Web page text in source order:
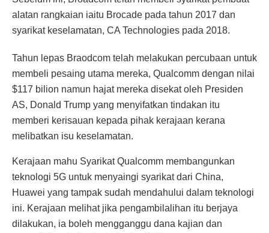
alatan rangkaian iaitu Brocade pada tahun 2017 dan
syarikat keselamatan, CA Technologies pada 2018.
Tahun lepas Braodcom telah melakukan percubaan untuk
membeli pesaing utama mereka, Qualcomm dengan nilai
$117 bilion namun hajat mereka disekat oleh Presiden
AS, Donald Trump yang menyifatkan tindakan itu
memberi kerisauan kepada pihak kerajaan kerana
melibatkan isu keselamatan.
Kerajaan mahu Syarikat Qualcomm membangunkan
teknologi 5G untuk menyaingi syarikat dari China,
Huawei yang tampak sudah mendahului dalam teknologi
ini. Kerajaan melihat jika pengambilalihan itu berjaya
dilakukan, ia boleh mengganggu dana kajian dan